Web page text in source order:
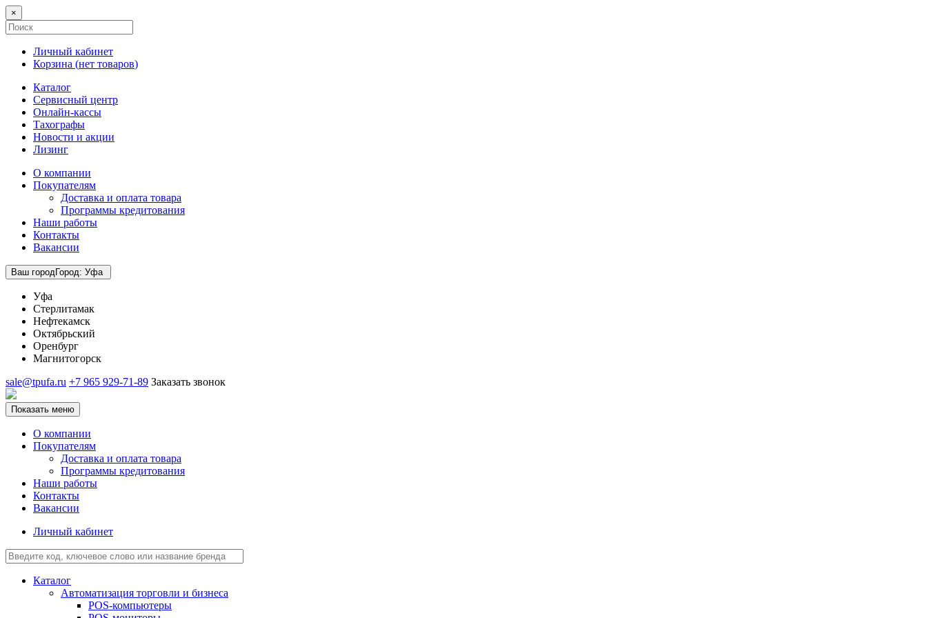
×
Личный кабинет
Корзина (нет товаров)
Каталог
Сервисный центр
Онлайн-кассы
Тахографы
Новости и акции
Лизинг
О компании
Покупателям
Доставка и оплата товара
Программы кредитования
Наши работы
Контакты
Вакансии
Ваш городГород: Уфа
Уфа
Стерлитамак
Нефтекамск
Октябрьский
Оренбург
Магнитогорск
sale@tpufa.ru +7 965 929-71-89 Заказать звонок
Показать меню
О компании
Покупателям
Доставка и оплата товара
Программы кредитования
Наши работы
Контакты
Вакансии
Личный кабинет
Каталог
Автоматизация торговли и бизнеса
POS-компьютеры